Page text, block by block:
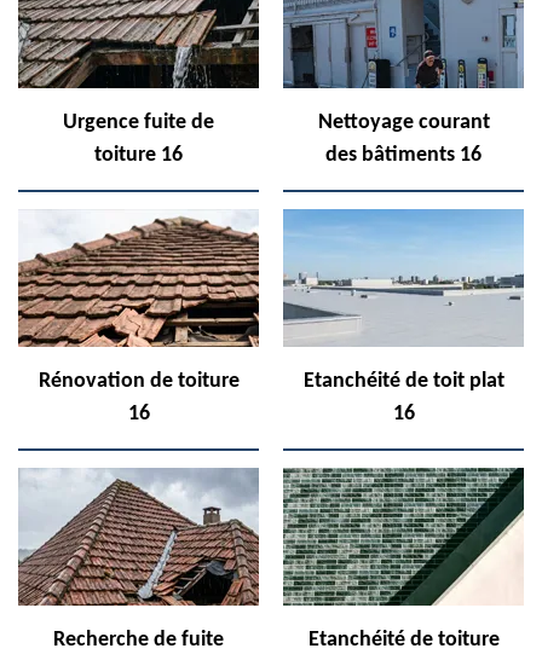
Urgence fuite de
toiture 16
Nettoyage courant
des bâtiments 16
Rénovation de toiture
16
Etanchéité de toit plat
16
Recherche de fuite
Etanchéité de toiture